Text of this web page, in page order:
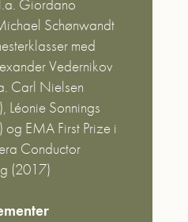
Giordano
Schønwandt
med
Vedernikov
Carl Nielsen
Léonie Sonnings
EMA First Prize i
Conductor
(2017)